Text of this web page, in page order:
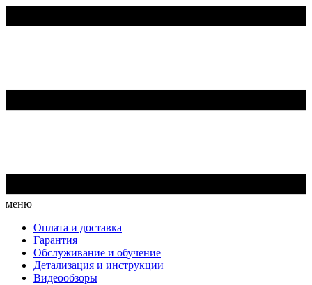
меню
Оплата и доставка
Гарантия
Обслуживание и обучение
Детализация и инструкции
Видеообзоры